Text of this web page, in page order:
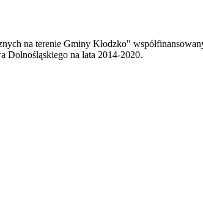
na terenie Gminy Kłodzko"
Dolnośląskiego na lata 2014-2020.